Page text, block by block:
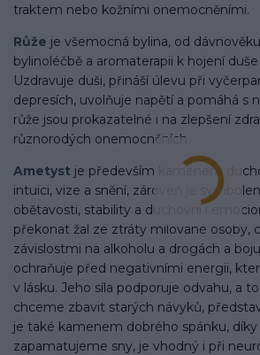
traktem nebo kožními onemocněními.
Růže je všemocná bylina, od
bylinoléčbě a aromaterapii k hojení duše
Uzdravuje duši, přináší úlevu při
depresích, uvolňuje napětí a pomáhá s
růže jsou prokazatelné i na zlepšení
různorodých onemocněních.
Ametyst je především kamenem
intuici, vize a snění, zároveň je
obětavosti, stability a duchovní i
překonat žal ze ztráty milované osoby,
závislostmi na alkoholu a drogách a
ochraňuje před negativními energii,
v lásku. Jeho síla podporuje odvahu, a
chceme zbavit starých návyků,
je také kamenem dobrého spánku,
zapamatujeme sny, je vhodný i při